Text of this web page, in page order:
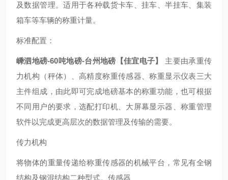
及数据管理。适用于各种载货卡车、挂车、半挂车、集装
箱车等车辆的称重计量。
标准配置：
嵊泗地磅-60吨地磅-台州地磅【佳宜电子】 主要由承重传
力机构（秤体）、高精度称重传感器、称重显示仪表三大
主件组成，由此即可完成地磅基本的称重功能，也可根据
不同用户的要求，选配打印机、大屏幕显示器、称重管理
软件以完成更高层次的数据管理及传输的需要。
传力机构
将物体的重量传递给称重传感器的机械平台，常见有全钢
结构及钢混结构二种型式。传感器